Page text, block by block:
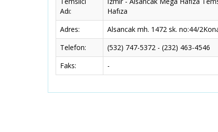
Adı:
Hafıza
Adres:
Alsancak mh. 1472 sk. no:44/
Telefon:
(532) 747-5372 - (232) 463-4546
Faks:
-